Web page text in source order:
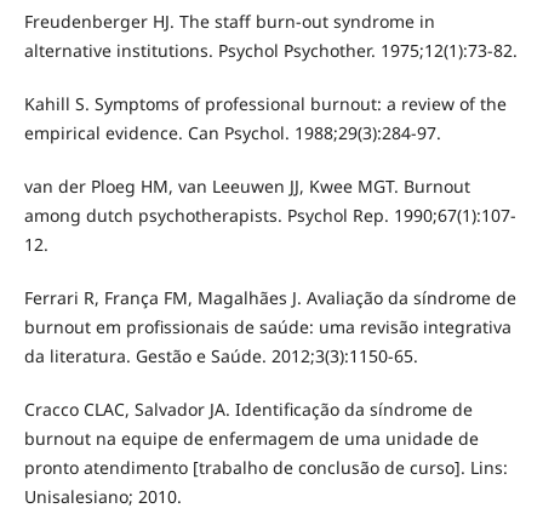
Freudenberger HJ. The staff burn-out syndrome in
alternative institutions. Psychol Psychother. 1975;12(1):73-82.
Kahill S. Symptoms of professional burnout: a review of the
empirical evidence. Can Psychol. 1988;29(3):284-97.
van der Ploeg HM, van Leeuwen JJ, Kwee MGT. Burnout
among dutch psychotherapists. Psychol Rep. 1990;67(1):107-
12.
Ferrari R, França FM, Magalhães J. Avaliação da síndrome de
burnout em profissionais de saúde: uma revisão integrativa
da literatura. Gestão e Saúde. 2012;3(3):1150-65.
Cracco CLAC, Salvador JA. Identificação da síndrome de
burnout na equipe de enfermagem de uma unidade de
pronto atendimento [trabalho de conclusão de curso]. Lins:
Unisalesiano; 2010.